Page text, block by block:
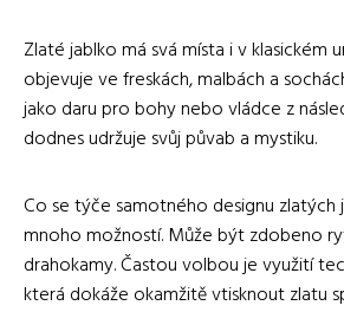
Zlaté jablko má svá místa i v klasickém
objevuje ve freskách, malbách a
jako daru pro bohy nebo vládce z
dodnes udržuje svůj půvab a mystiku.
Co se týče samotného designu zlatých
mnoho možností. Může být zdobeno
drahokamy. Častou volbou je využití
která dokáže okamžitě vtisknout zlatu